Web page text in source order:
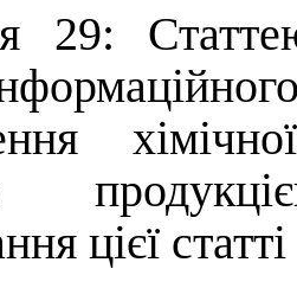
29:
цієї